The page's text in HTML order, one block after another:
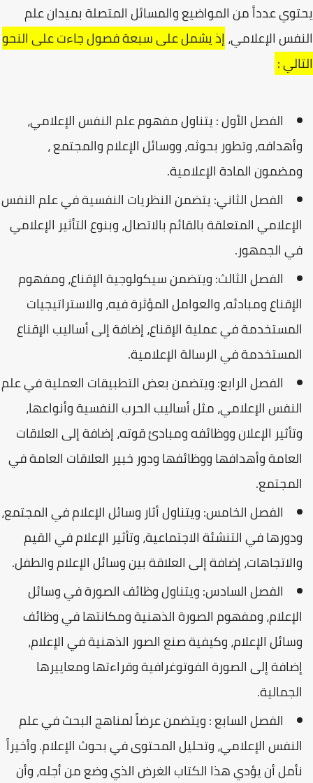
يحتوي عدداً من المواضيع والمسائل المتصلة بميدان علم
النفس الإعلامي،إذ يشمل على سبعة فصول جاءت على النحو
التالي :
الفصل الأول : يتناول مفهوم علم النفس الإعلامي،
وأهدافه، وتطور بحوثه، ووسائل الإعلام والمجتمع ،
ومضمون المادة الإعلامية.
الفصل الثاني: يتضمن النظريات النفسية في علم النفس
الإعلامي المتعلقة بالقائم بالاتصال، وبنوع التأثير الإعلامي
في الجمهور.
الفصل الثالث: ويتضمن سيكولوجية الإقناع، ومفهوم
الإقناع ومبادئه، والعوامل المؤثرة فيه، والاستراتيجيات
المستخدمة في عملية الإقناع، إضافة إلى أساليب الإقناع
المستخدمة في الرسالة الإعلامية.
الفصل الرابع: ويتضمن بعض التطبيقات العملية في علم
النفس الإعلامي، مثل أساليب الحرب النفسية وأنواعها،
وتأثير الإعلان ووظائفه ومبادئ قوته، إضافة إلى العلاقات
العامة وأهدافها ووظائفها ودور خبير العلاقات العامة في
المجتمع.
الفصل الخامس: ويتناول أثار وسائل الإعلام في المجتمع،
ودورها في التنشئة الاجتماعية، وتأثير الإعلام في القيم
والاتجاهات، إضافة إلى العلاقة بين وسائل الإعلام والطفل.
الفصل السادس: ويتناول وظائف الصورة في وسائل
الإعلام، ومفهوم الصورة الذهنية ومكانتها في وظائف
وسائل الإعلام، وكيفية صنع الصور الذهنية في الإعلام،
إضافة إلى الصورة الفوتوغرافية وقراءتها ومعاييرها
الجمالية.
الفصل السابع : ويتضمن عرضاً لمناهج البحث في علم
النفس الإعلامي، وتحليل المحتوى في بحوث الإعلام. وأخيراً
نأمل أن يؤدي هذا الكتاب الغرض الذي وضع من أجله، وأن